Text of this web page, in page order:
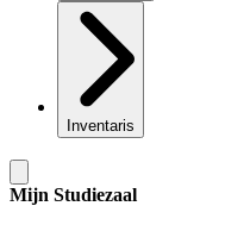
Inventaris
Mijn Studiezaal